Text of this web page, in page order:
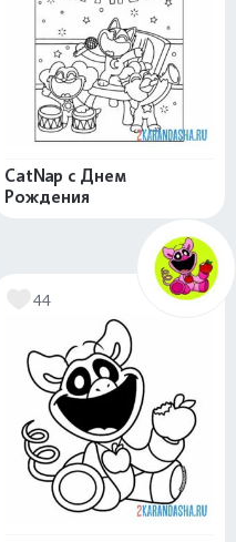
CatNap с Днем
Рождения
44